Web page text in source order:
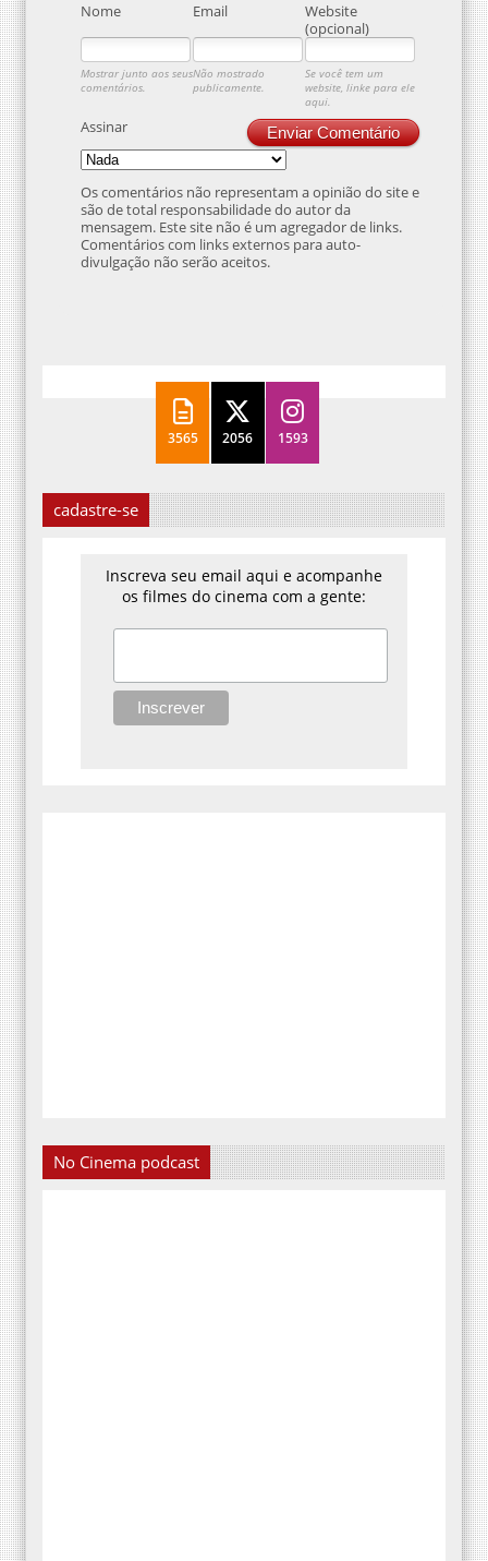
Nome Email
Website
(opcional)
Mostrar junto aos seus
comentários.
Não mostrado
publicamente.
Se você tem um
website, linke para ele
aqui.
Enviar Comentário
Assinar
Os comentários não representam a opinião do site e
são de total responsabilidade do autor da
mensagem. Este site não é um agregador de links.
Comentários com links externos para auto-
divulgação não serão aceitos.
3565 2056 1593
cadastre-se
Inscreva seu email aqui e acompanhe
os filmes do cinema com a gente:
No Cinema podcast